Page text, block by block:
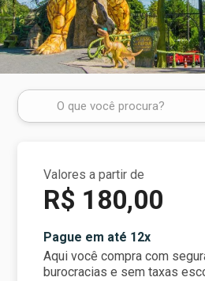
Valores a partir de
R$ 180,00
Pague em até 12x
Aqui você compra com
burocracias e sem taxas